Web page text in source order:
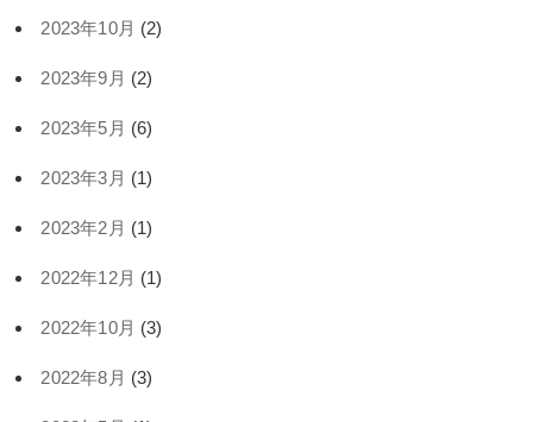
2023年10月 (2)
2023年9月 (2)
2023年5月 (6)
2023年3月 (1)
2023年2月 (1)
2022年12月 (1)
2022年10月 (3)
2022年8月 (3)